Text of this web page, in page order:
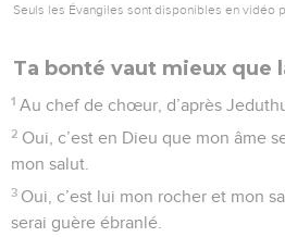
Seuls les Évangiles sont disponibles en vidéo
Ta bonté vaut mieux que
1 Au chef de chœur, d’après
2 Oui, c’est en Dieu que mon âme
mon salut.
3 Oui, c’est lui mon rocher et mon
serai guère ébranlé.